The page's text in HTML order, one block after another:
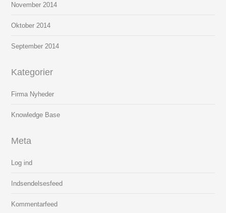
November 2014
Oktober 2014
September 2014
Kategorier
Firma Nyheder
Knowledge Base
Meta
Log ind
Indsendelsesfeed
Kommentarfeed